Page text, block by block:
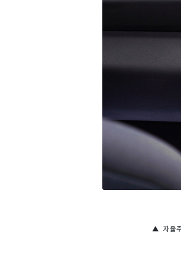
▲ 자율